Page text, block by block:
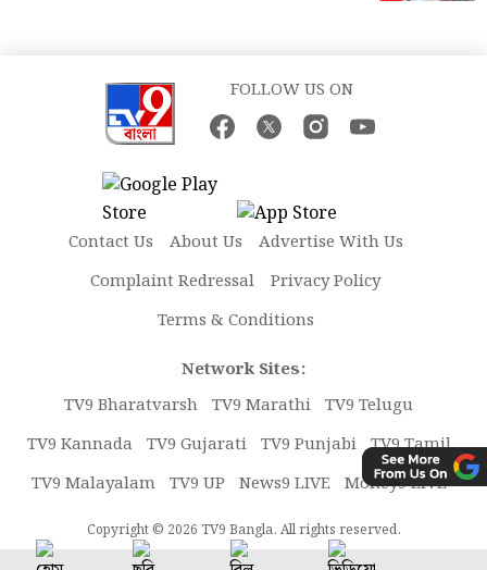
FOLLOW US ON
Contact Us About Us
Advertise With Us
Complaint Redressal
Privacy Policy
Terms & Conditions
Network Sites:
TV9 Bharatvarsh TV9 Marathi TV9 Telugu
TV9 Kannada TV9 Gujarati TV9 Punjabi TV9 Tamil
TV9 Malayalam TV9 UP News9 LIVE Money9 LIVE
Copyright © 2026 TV9 Bangla. All rights reserved.